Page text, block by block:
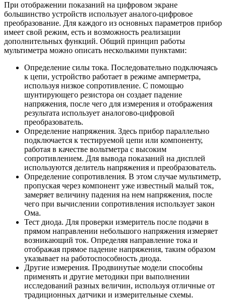
При отображении показаний на цифровом экране
большинство устройств использует аналого-цифровое
преобразование. Для каждого из основных параметров прибор
имеет свой режим, есть и возможность реализации
дополнительных функций. Общий принцип работы
мультиметра можно описать несколькими пунктами:
Определение силы тока. Последовательно подключаясь
к цепи, устройство работает в режиме амперметра,
используя низкое сопротивление. С помощью
шунтирующего резистора он создает падение
напряжения, после чего для измерения и отображения
результата использует аналогово-цифровой
преобразователь.
Определение напряжения. Здесь прибор параллельно
подключается к тестируемой цепи или компоненту,
работая в качестве вольтметра с высоким
сопротивлением. Для вывода показаний на дисплей
используются делитель напряжения и преобразователь.
Определение сопротивления. В этом случае мультиметр,
пропуская через компонент уже известный малый ток,
замеряет величину падения на нем напряжения, после
чего при вычислении сопротивления использует закон
Ома.
Тест диода. Для проверки измеритель после подачи в
прямом направлении небольшого напряжения измеряет
возникающий ток. Определяя направление тока и
отображая прямое падение напряжения, таким образом
указывает на работоспособность диода.
Другие измерения. Продвинутые модели способны
применять и другие методики при выполнении
исследований разных величин, используя отличные от
традиционных датчики и измерительные схемы.